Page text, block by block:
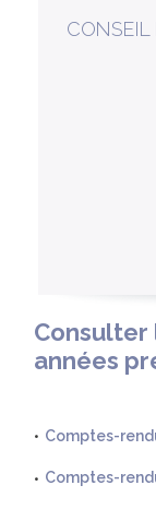
CONSEIL
Consulter
années
Comptes-
Comptes-